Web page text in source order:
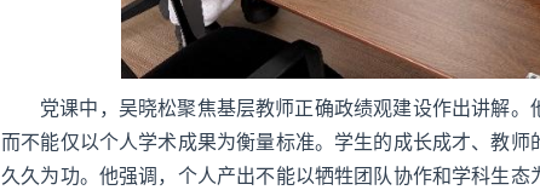
党课中，吴晓松聚焦基层教师正确政绩观建设作出讲解。
而不能仅以个人学术成果为衡量标准。学生的成长成才、教师
久久为功。他强调，个人产出不能以牺牲团队协作和学科生